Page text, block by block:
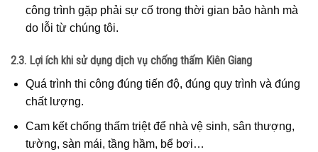
công trình gặp phải sự cố trong thời gian bảo hành mà
do lỗi từ chúng tôi.
2.3. Lợi ích khi sử dụng dịch vụ chống thấm Kiên Giang
Quá trình thi công đúng tiến độ, đúng quy trình và đúng
chất lượng.
Cam kết chống thấm triệt để nhà vệ sinh, sân thượng,
tường, sàn mái, tầng hầm, bể bơi…